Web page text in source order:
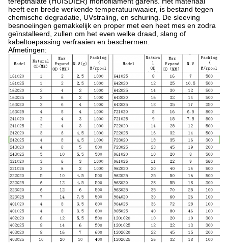
heeft een brede werkende temperatuurwaaier, is bestand tegen
chemische degradatie, UVstraling, en schuring. De sleeving
besnoeiingen gemakkelijk en proper met een heet mes en zodra
geïnstalleerd, zullen om het even welke draad, slang of
kabeltoepassing verfraaien en beschermen.
Afmetingen: